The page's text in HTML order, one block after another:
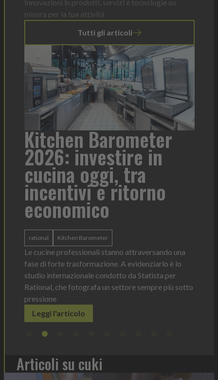
Innovazioni in prodotti, servizi e tecnologie su
misura per la tua attività
Tutti gli articoli
più sotto
Heinz Mayonnaise: un
formato per ogni
contesto di servizio
Heinz Mayonnaise Heinz
La novità di quest'anno è la Chef Bottle 1L:
ergonomica, con perfetta visibilità sul contenuto e
dosaggio sempre sotto controllo
Leggi l'articolo
Articoli su cuki